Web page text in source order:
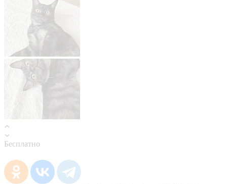
Бесплатно